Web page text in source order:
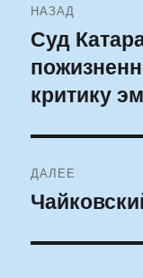
по
записям
НАЗАД
Предыдущая
запись:
Суд
критику
ДАЛЕЕ
Следующая